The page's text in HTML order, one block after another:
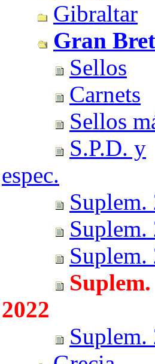
Gibraltar
Gran
Sellos
Carnets
Sellos
S.P.D. y
espec.
Suplem.
Suplem.
Suplem.
Suplem.
2022
Suplem.